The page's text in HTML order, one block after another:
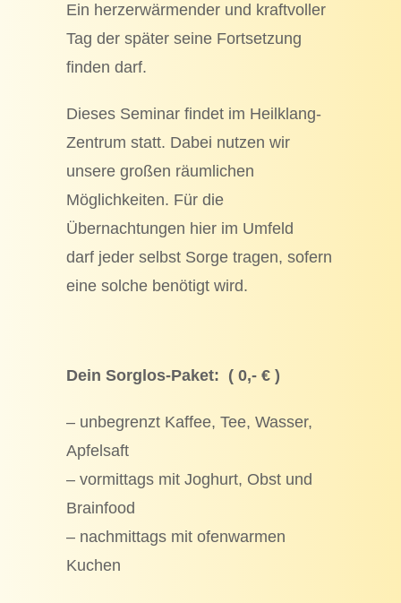
Ein herzerwärmender und kraftvoller
Tag der später seine Fortsetzung
finden darf.
Dieses Seminar findet im Heilklang-
Zentrum statt. Dabei nutzen wir
unsere großen räumlichen
Möglichkeiten. Für die
Übernachtungen hier im Umfeld
darf jeder selbst Sorge tragen, sofern
eine solche benötigt wird.
Dein Sorglos-Paket: ( 0,- € )
– unbegrenzt Kaffee, Tee, Wasser,
Apfelsaft
– vormittags mit Joghurt, Obst und
Brainfood
– nachmittags mit ofenwarmen
Kuchen